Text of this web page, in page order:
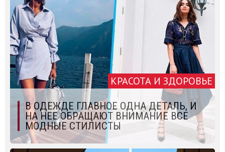
КРАСОТА И ЗДОРОВЬЕ
В ОДЕЖДЕ ГЛАВНОЕ ОДНА ДЕТАЛЬ, И
НА НЕЕ ОБРАЩАЮТ ВНИМАНИЕ ВСЕ
МОДНЫЕ СТИЛИСТЫ